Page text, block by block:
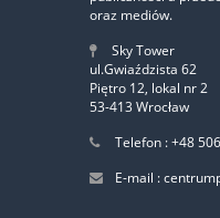
oraz mediów.
Sky Tower
ul.Gwiaździsta 62
Piętro 12, lokal nr 2
53-413 Wrocław
Telefon : +48
E-mail :